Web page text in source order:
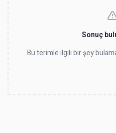
Sonuç
Bu terimle ilgili bir şey